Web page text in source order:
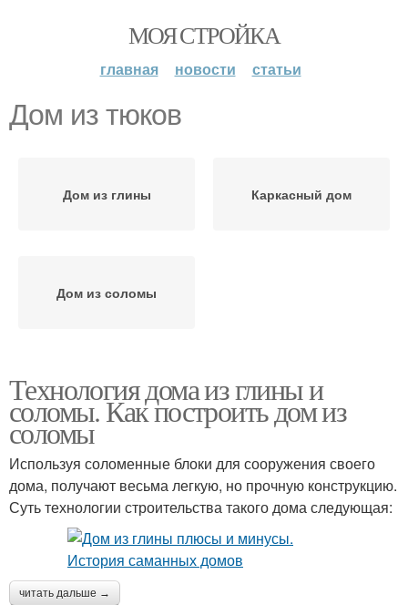
МОЯ СТРОЙКА
главная новости статьи
Дом из тюков
Дом из глины Каркасный дом
Дом из соломы
Технология дома из глины и
соломы. Как построить дом из
соломы
Используя соломенные блоки для сооружения своего
дома, получают весьма легкую, но прочную конструкцию.
Суть технологии строительства такого дома следующая:
читать дальше →